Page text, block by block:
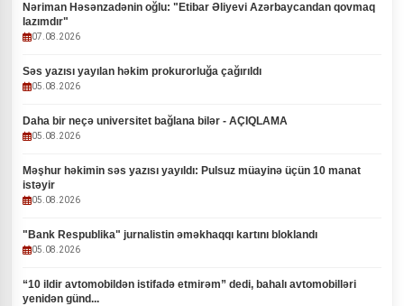
Nəriman Həsənzadənin oğlu: "Etibar Əliyevi Azərbaycandan qovmaq
lazımdır"
07.08.2026
Səs yazısı yayılan həkim prokurorluğa çağırıldı
05.08.2026
Daha bir neçə universitet bağlana bilər - AÇIQLAMA
05.08.2026
Məşhur həkimin səs yazısı yayıldı: Pulsuz müayinə üçün 10 manat
istəyir
05.08.2026
"Bank Respublika" jurnalistin əməkhaqqı kartını bloklandı
05.08.2026
“10 ildir avtomobildən istifadə etmirəm” dedi, bahalı avtomobilləri
yenidən günd...